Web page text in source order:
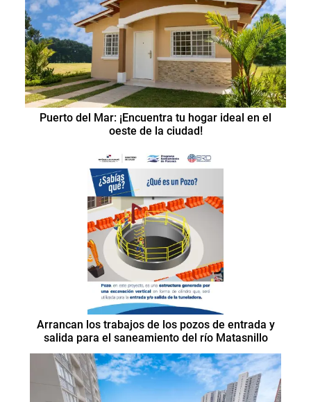
Puerto del Mar: ¡Encuentra tu hogar ideal en el
oeste de la ciudad!
Arrancan los trabajos de los pozos de entrada y
salida para el saneamiento del río Matasnillo